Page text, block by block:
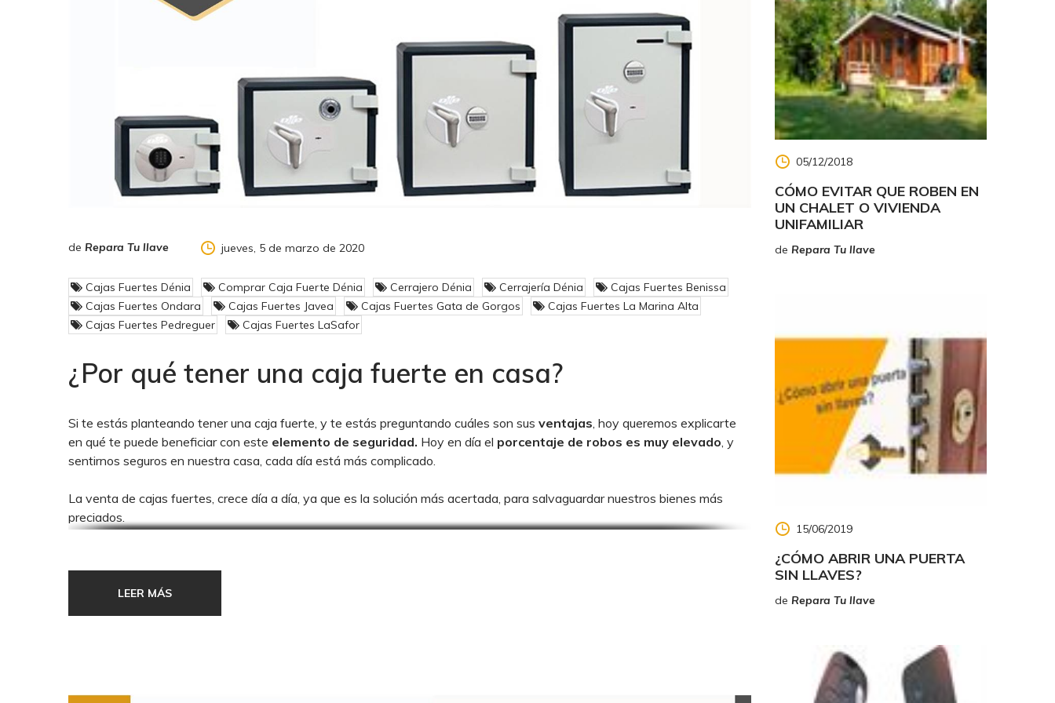
de Repara Tu llave jueves, 5 de marzo de 2020
Cajas Fuertes Dénia Comprar Caja Fuerte Dénia Cerrajero Dénia Cerrajería Dénia
Cajas Fuertes Benissa
Cajas Fuertes Ondara
Cajas Fuertes Javea Cajas Fuertes Gata de Gorgos
Cajas Fuertes La Marina Alta
Cajas Fuertes Pedreguer
Cajas Fuertes LaSafor
¿Por qué tener una caja fuerte en casa?
Si te estás planteando tener una caja fuerte, y te estás preguntando cuáles son sus ventajas, hoy queremos explicarte
en qué te puede beneficiar con este elemento de seguridad. Hoy en día el porcentaje de robos es muy elevado, y
sentirnos seguros en nuestra casa, cada día está más complicado.
La venta de cajas fuertes, crece día a día, ya que es la solución más acertada, para salvaguardar nuestros bienes más
preciados.
Generan intimidad y tranquilidad
LEER MÁS
05/12/2018
CÓMO EVITAR QUE ROBEN EN
UN CHALET O VIVIENDA
UNIFAMILIAR
de Repara Tu llave
15/06/2019
¿CÓMO ABRIR UNA PUERTA
SIN LLAVES?
de Repara Tu llave